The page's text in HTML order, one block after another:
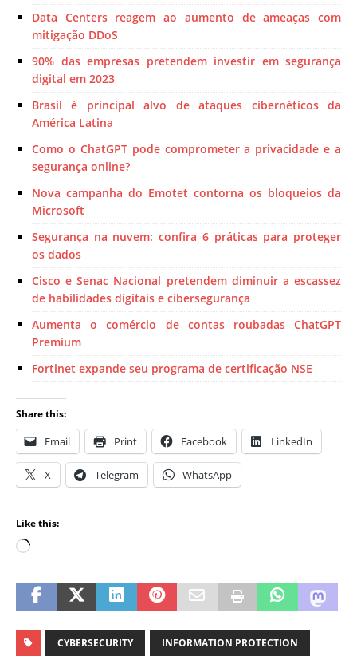
Data Centers reagem ao aumento de ameaças com
mitigação DDoS
90% das empresas pretendem investir em segurança
digital em 2023
Brasil é principal alvo de ataques cibernéticos da
América Latina
Como o ChatGPT pode comprometer a privacidade e a
segurança online?
Nova campanha do Emotet contorna os bloqueios da
Microsoft
Segurança na nuvem: confira 6 práticas para proteger
os dados
Cisco e Senac Nacional pretendem diminuir a escassez
de habilidades digitais e cibersegurança
Aumenta o comércio de contas roubadas ChatGPT
Premium
Fortinet expande seu programa de certificação NSE
Share this:
Email Print Facebook LinkedIn
X Telegram WhatsApp
Like this:
CYBERSECURITY INFORMATION PROTECTION